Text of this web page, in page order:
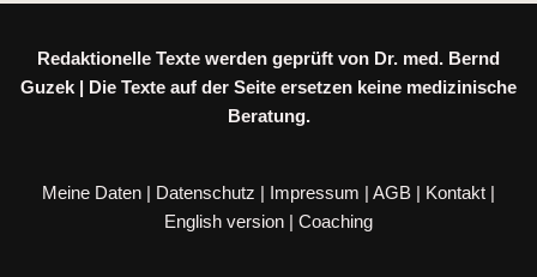
Redaktionelle Texte werden geprüft von Dr. med. Bernd
Guzek | Die Texte auf der Seite ersetzen keine medizinische
Beratung.
Meine Daten | Datenschutz | Impressum | AGB | Kontakt |
English version | Coaching